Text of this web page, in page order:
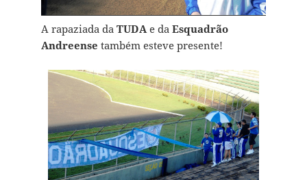
A rapaziada da TUDAe da Esquadrão
Andreense também esteve presente!